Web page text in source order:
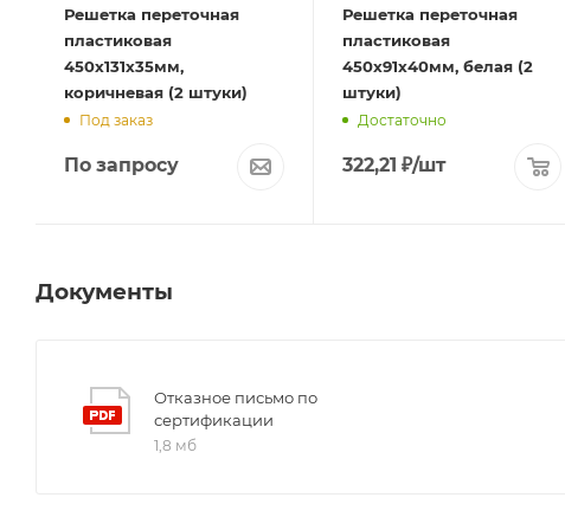
Решетка переточная
пластиковая
450х131х35мм,
коричневая (2 штуки)
Под заказ
По запросу
Решетка переточная
пластиковая
450х91х40мм, белая (2
штуки)
Достаточно
322,21 ₽/шт
Документы
Отказное письмо по
сертификации
1,8 мб